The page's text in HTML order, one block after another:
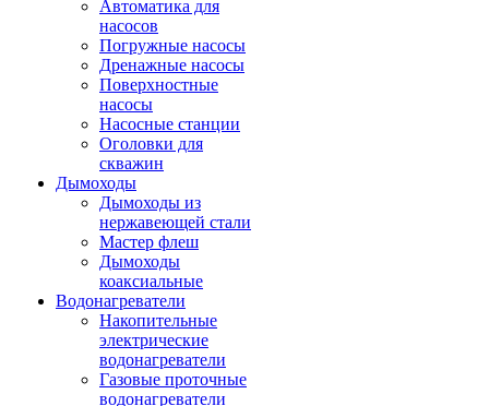
Автоматика для
насосов
Погружные насосы
Дренажные насосы
Поверхностные
насосы
Насосные станции
Оголовки для
скважин
Дымоходы
Дымоходы из
нержавеющей стали
Мастер флеш
Дымоходы
коаксиальные
Водонагреватели
Накопительные
электрические
водонагреватели
Газовые проточные
водонагреватели